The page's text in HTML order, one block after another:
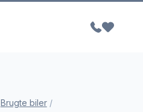
Brugte biler /